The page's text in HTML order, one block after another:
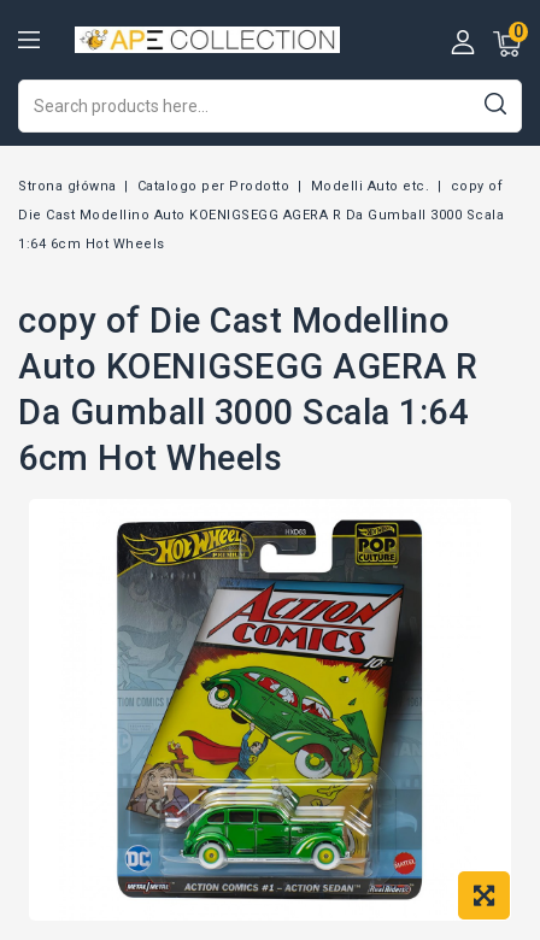
0
Strona główna Catalogo per Prodotto Modelli Auto etc.
copy of
Die Cast Modellino Auto KOENIGSEGG AGERA R Da Gumball 3000 Scala
1:64 6cm Hot Wheels
copy of Die Cast Modellino
Auto KOENIGSEGG AGERA R
Da Gumball 3000 Scala 1:64
6cm Hot Wheels